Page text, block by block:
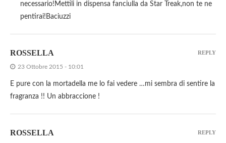
necessario!Mettili in dispensa fanciulla da Star Treak,non te ne
pentirai!Baciuzzi
ROSSELLA
23 Ottobre 2015 - 10:01
E pure con la mortadella me lo fai vedere …mi sembra di sentire la
fragranza !! Un abbraccione !
REPLY
ROSSELLA REPLY